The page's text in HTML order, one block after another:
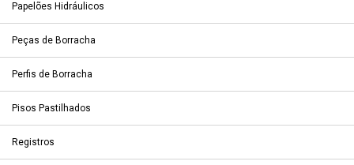
Papelões Hidráulicos
Peças de Borracha
Perfis de Borracha
Pisos Pastilhados
Registros